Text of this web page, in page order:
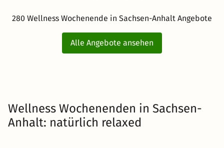
280 Wellness Wochenende in Sachsen-Anhalt Angebote
Alle Angebote ansehen
Wellness Wochenenden in Sachsen-
Anhalt: natürlich relaxed